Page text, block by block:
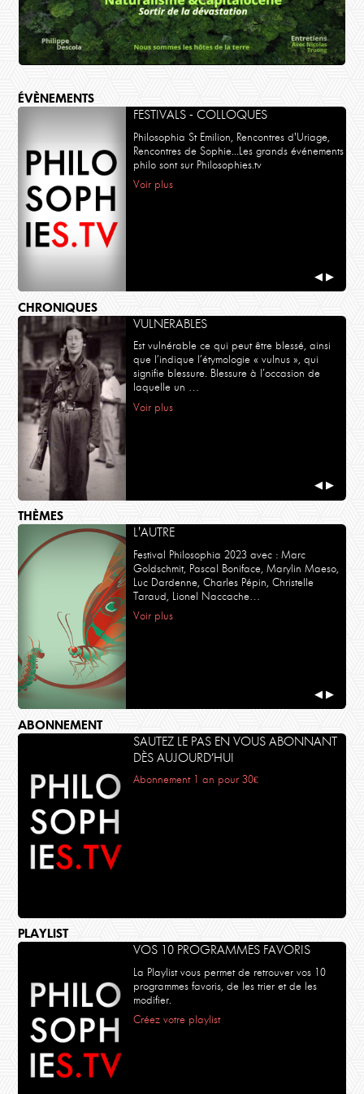
POLITIQUE
Philippe Descola, Nicolas Truong
Naturalisme et Capitalocène
ÉVÈNEMENTS
FESTIVALS - COLLOQUES
Philosophia St Emilion, Rencontres d'Uriage,
Rencontres de Sophie...Les grands événements
philo sont sur Philosophies.tv
Voir plus
◀ ▶
CHRONIQUES
VULNERABLES
Est vulnérable ce qui peut être blessé, ainsi
que l’indique l’étymologie « vulnus », qui
signifie blessure. Blessure à l’occasion de
laquelle un …
Voir plus
◀ ▶
THÈMES
L'AUTRE
Festival Philosophia 2023 avec : Marc
Goldschmit, Pascal Boniface, Marylin Maeso,
Luc Dardenne, Charles Pépin, Christelle
Taraud, Lionel Naccache…
Voir plus
◀ ▶
ABONNEMENT
SAUTEZ LE PAS EN VOUS ABONNANT
DÈS AUJOURD’HUI
Abonnement 1 an pour 30€
PLAYLIST
VOS 10 PROGRAMMES FAVORIS
La Playlist vous permet de retrouver vos 10
programmes favoris, de les trier et de les
modifier.
Créez votre playlist